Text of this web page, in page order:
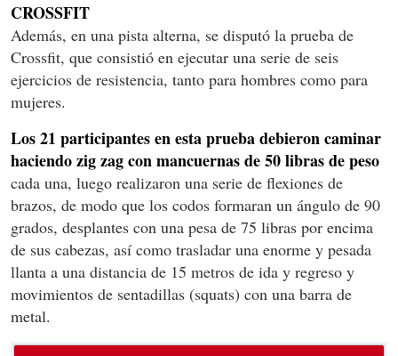
CROSSFIT
Además, en una pista alterna, se disputó la prueba de
Crossfit, que consistió en ejecutar una serie de seis
ejercicios de resistencia, tanto para hombres como para
mujeres.
Los 21 participantes en esta prueba debieron caminar
haciendo zig zag con mancuernas de 50 libras de peso
cada una, luego realizaron una serie de flexiones de
brazos, de modo que los codos formaran un ángulo de 90
grados, desplantes con una pesa de 75 libras por encima
de sus cabezas, así como trasladar una enorme y pesada
llanta a una distancia de 15 metros de ida y regreso y
movimientos de sentadillas (squats) con una barra de
metal.